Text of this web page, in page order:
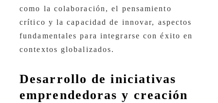
como la colaboración, el pensamiento
crítico y la capacidad de innovar, aspectos
fundamentales para integrarse con éxito en
contextos globalizados.
Desarrollo de iniciativas
emprendedoras y creación